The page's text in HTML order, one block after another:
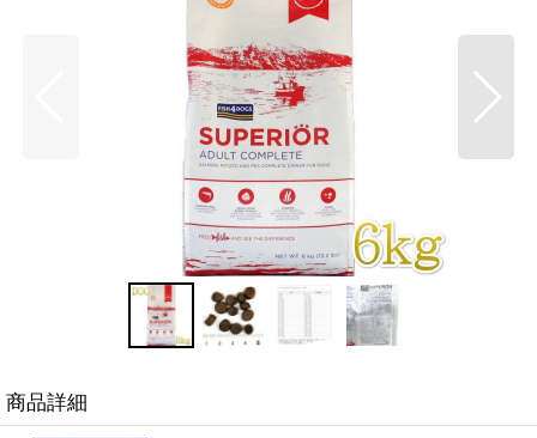
商品詳細